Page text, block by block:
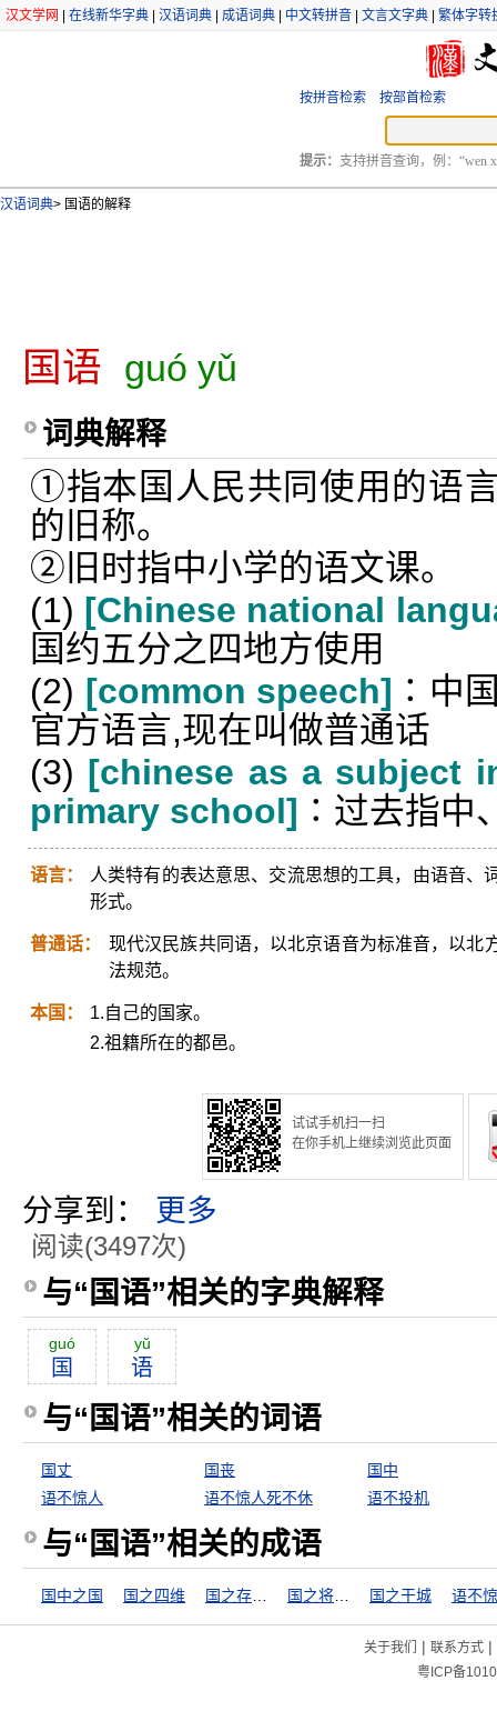
汉文学网 在线新华字典 汉语词典 成语词典 中文转拼音 文言文字典 繁体字转
按拼音检索 按部首检索
提示： 支持拼音查询，例：“wen
汉语词典> 国语的解释
国语 guó yǔ
词典解释
①指本国人民共同使用的语
的旧称。
②旧时指中小学的语文课。
(1) [Chinese national
国约五分之四地方使用
(2) [common speech] ∶中
官方语言,现在叫做普通话
(3) [chinese as a subject
primary school] ∶过去指中
语言：
人类特有的表达意思、交流思想的工具，由语音、
形式。
普通话：
现代汉民族共同语，以北京语音为标准音，以北
法规范。
本国：
1.自己的国家。
2.祖籍所在的都邑。
试试手机扫一扫
在你手机上继续浏览此页面
分享到： 更多
阅读(3497次)
与“国语”相关的字典解释
guó
国
yŭ
语
与“国语”相关的词语
国丈 国丧
国中
语不惊人
语不惊人死不休 语不投机
与“国语”相关的成语
国中之国 国之四维 国之干城 语不
关于我们 | 联系方式|
粤ICP备